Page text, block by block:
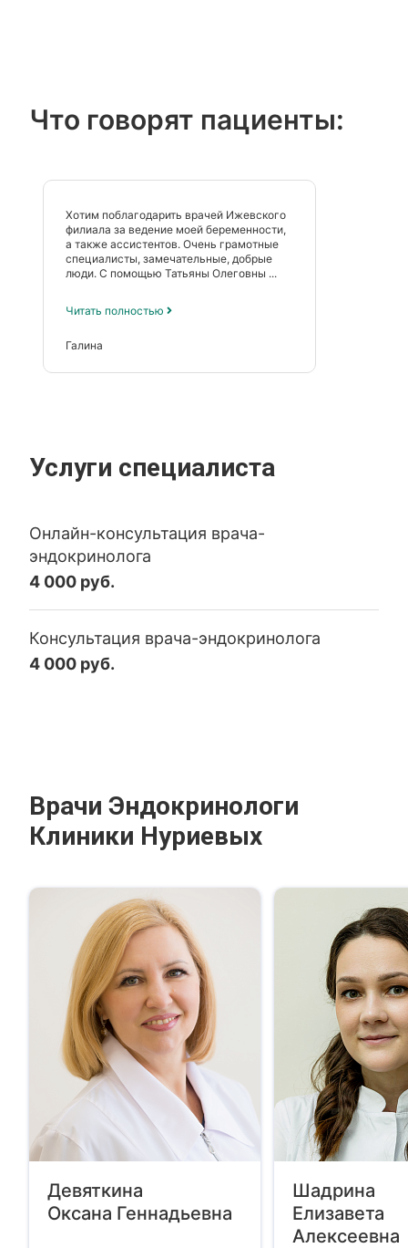
Что говорят пациенты:
Хотим поблагодарить врачей Ижевского
филиала за ведение моей беременности,
а также ассистентов. Очень грамотные
специалисты, замечательные, добрые
люди. С помощью Татьяны Олеговны ...
Читать полностью
Галина
Услуги специалиста
Онлайн-консультация врача-
эндокринолога
4 000 руб.
Консультация врача-эндокринолога
4 000 руб.
Врачи Эндокринологи
Клиники Нуриевых
Девяткина
Оксана Геннадьевна
Шадрина
Елизавета
Алексеевна